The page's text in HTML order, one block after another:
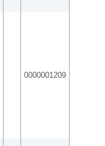
0000001209